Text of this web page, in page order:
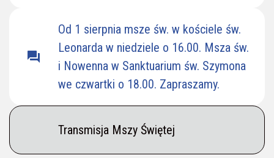
question_answer
Od 1 sierpnia msze św. w kościele św.
Leonarda w niedziele o 16.00. Msza św.
i Nowenna w Sanktuarium św. Szymona
we czwartki o 18.00. Zapraszamy.
Transmisja Mszy Świętej